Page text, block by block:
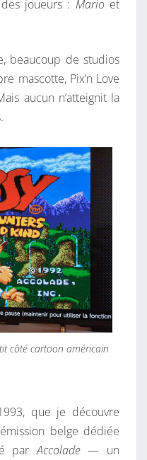
joueurs : Marioet
beaucoup de studios
mascotte, Pix’n Love
aucun n’atteignit la
côté cartoon américain
que je découvre
belge dédiée
parAccolade— un